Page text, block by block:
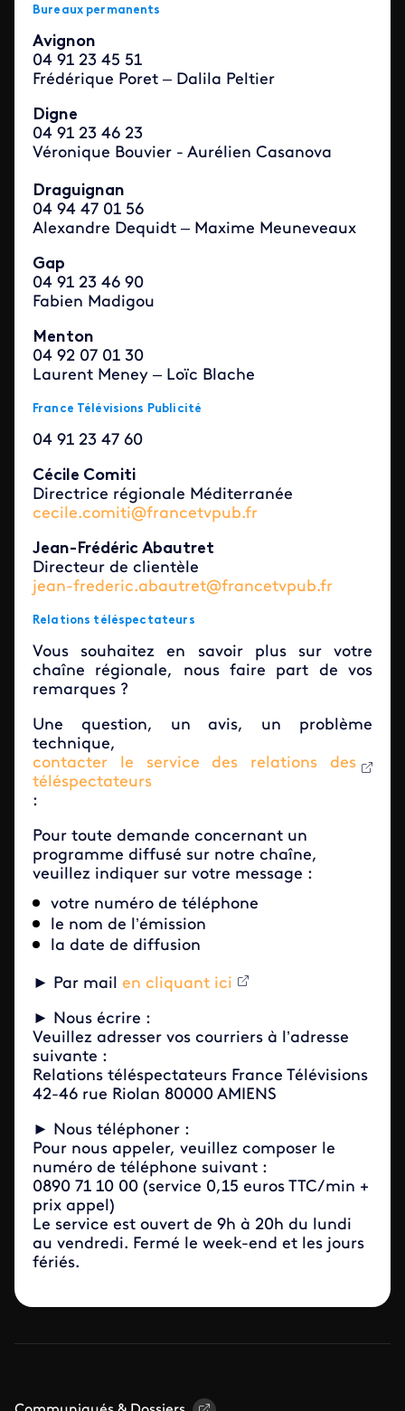
Bureaux permanents
Avignon
04 91 23 45 51
Frédérique Poret – Dalila Peltier
Digne
04 91 23 46 23
Véronique Bouvier - Aurélien Casanova
Draguignan
04 94 47 01 56
Alexandre Dequidt – Maxime Meuneveaux
Gap
04 91 23 46 90
Fabien Madigou
Menton
04 92 07 01 30
Laurent Meney – Loïc Blache
France Télévisions Publicité
04 91 23 47 60
Cécile Comiti
Directrice régionale Méditerranée
cecile.comiti@francetvpub.fr
Jean-Frédéric Abautret
Directeur de clientèle
jean-frederic.abautret@francetvpub.fr
Relations téléspectateurs
Vous souhaitez en savoir plus sur votre
chaîne régionale, nous faire part de vos
remarques ?
Une question, un avis, un problème
technique,
contacter le service des relations des
téléspectateurs
:
Pour toute demande concernant un
programme diffusé sur notre chaîne,
veuillez indiquer sur votre message :
votre numéro de téléphone
le nom de l’émission
la date de diffusion
► Par mail en cliquant ici
► Nous écrire :
Veuillez adresser vos courriers à l’adresse
suivante :
Relations téléspectateurs France Télévisions
42-46 rue Riolan 80000 AMIENS
► Nous téléphoner :​​​​
Pour nous appeler, veuillez composer le
numéro de téléphone suivant :
0890 71 10 00 (service 0,15 euros TTC/min +
prix appel)
Le service est ouvert de 9h à 20h du lundi
au vendredi. Fermé le week-end et les jours
fériés.